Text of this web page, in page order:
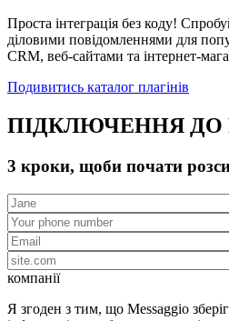
Проста інтеграція без коду!
діловими повідомленнями для
CRM, веб-сайтами та інтернет-
Подивитись каталог плагінів
ПІДКЛЮЧЕННЯ ДО
3 кроки, щоби почати
компанії
Я згоден з тим, що Messaggio